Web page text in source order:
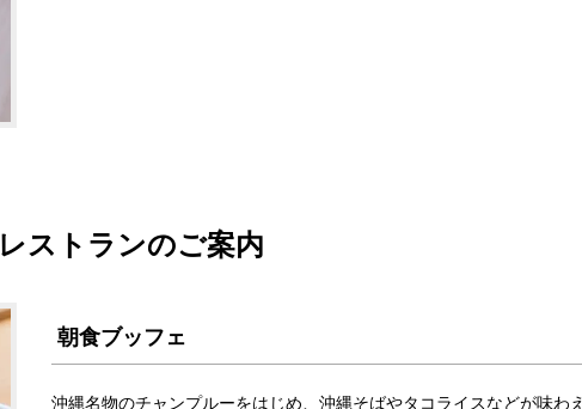
レストランのご案内
朝食ブッフェ
沖縄名物のチャンプルーをはじめ、沖縄そばやタコライスなどが味わ